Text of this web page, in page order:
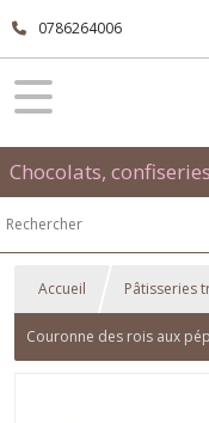
0786264006
Accueil Pâtisseries
Couronne des rois aux